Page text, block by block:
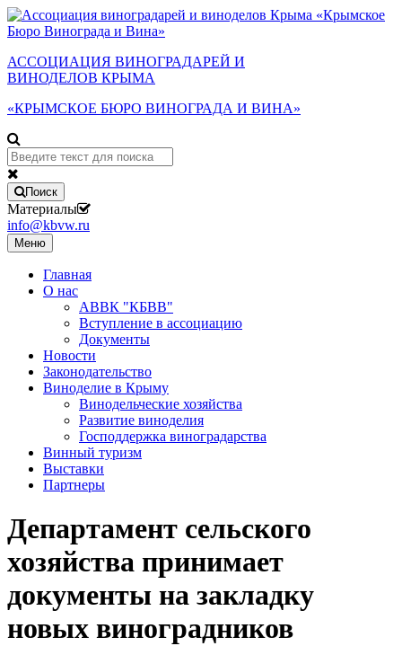
АССОЦИАЦИЯ ВИНОГРАДАРЕЙ И
ВИНОДЕЛОВ КРЫМА
«КРЫМСКОЕ БЮРО ВИНОГРАДА И ВИНА»
Поиск
Материалы
info@kbvw.ru
Меню
Главная
О нас
АВВК "КБВВ"
Вступление в ассоциацию
Документы
Новости
Законодательство
Виноделие в Крыму
Винодельческие хозяйства
Развитие виноделия
Господдержка виноградарства
Винный туризм
Выставки
Партнеры
Департамент сельского
хозяйства принимает
документы на закладку
новых виноградников